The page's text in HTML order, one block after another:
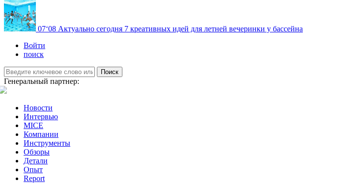
07‘08 Актуально сегодня 7 креативных идей для летней вечеринки у бассейна
Войти
поиск
Поиск
Генеральный партнер:
Новости
Интервью
MICE
Компании
Инструменты
Обзоры
Детали
Опыт
Report